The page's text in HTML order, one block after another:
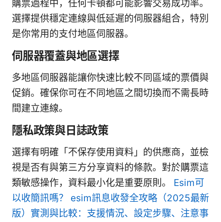
購票過程中，任何卡頓都可能影響交易成功率。
選擇提供穩定連線與低延遲的伺服器組合，特別
是你常用的支付地區伺服器。
伺服器覆蓋與地區選擇
多地區伺服器能讓你快速比較不同區域的票價與
促銷。確保你可在不同地區之間切換而不需長時
間建立連線。
隱私政策與日誌政策
選擇有明確「不保存使用資料」的供應商，並檢
視是否有與第三方分享資料的條款。對於購票這
類敏感操作，資料最小化是重要原則。 Esim可
以收簡訊嗎？ esim訊息收發全攻略（2025最新
版）實測與比較：支援情況、設定步驟、注意事